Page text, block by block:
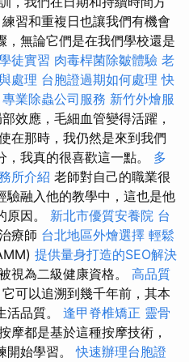
練習和重複日也讓我們有機會
，無論它們是在我們學校還是
徒實習 肉毒桿菌除皺體驗 老
處理 台胞證過期如何處理 快
專業除蟲公司服務 新竹外燴服
效應，毛細血管變得活躍，
在那時，我仍然是來到我們
我真的很喜歡這一點。 多
所介紹 老師對自己的職業很
驗融入他的教學中，這也是他
原因。 新北市優質安養院 台
療師 台北地區外燴選擇 輕鬆
提供量身打造的SEO解決
視為二級健康資格。 高品質
它可以追溯到幾千年前，其本
活品質。 逢甲脊椎矯正 靈骨
摩都是基於這種按摩技術，
開始學習。快速辦理台胞證